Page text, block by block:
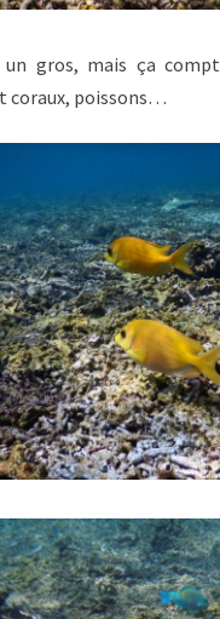
un gros, mais ça
coraux, poissons…